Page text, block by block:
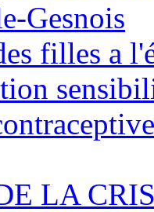
Gesnois
filles a
LA